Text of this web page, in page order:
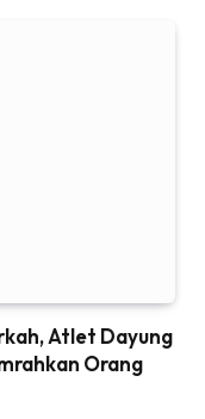
Atlet Dayung
Orang